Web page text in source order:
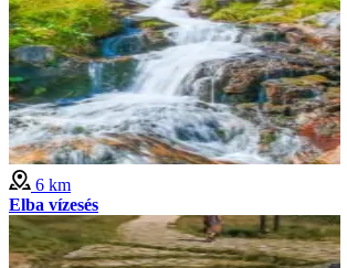
6 km
Elba vízesés